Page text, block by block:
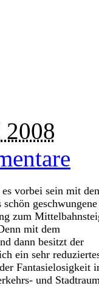
2008
vorbei sein mit den
geschwungene
zum
mit dem
dann besitzt der
ein sehr
Fantasielosigkeit
und